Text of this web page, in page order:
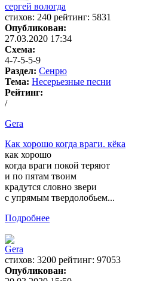
сергей вологда
cтихов: 240 рейтинг: 5831
Опубликован:
27.03.2020 17:34
Схема:
4-7-5-5-9
Раздел: Сенрю
Тема: Несерьезные песни
Рейтинг:
/
Gera
Как хорошо когда враги. кёка
как хорошо
когда враги покой теряют
и по пятам твоим
крадутся словно звери
с упрямым твердолобьем...
Подробнее
Gera
cтихов: 3200 рейтинг: 97053
Опубликован: